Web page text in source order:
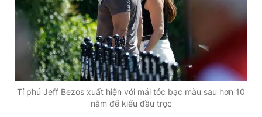
Đặt báo Quảng cáo RSS Tòa soạn Chính sách bảo
Tổng biên tập: Nguyễn Ngọc Toàn
Phó tổng biên tập thường trực: Hải Thành
Phó tổng biên tập: Lâm Hiếu Dũng
Phó tổng biên tập: Trần Việt Hưng
Tổng thư ký tòa soạn: Đức Trung
Giấy phép xuất bản số 110/GP - BTTTT cấp ngày 24.3.2020
Tỉ phú Jeff Bezos xuất hiện với mái tóc bạc màu sau hơn 10
năm để kiểu đầu trọc